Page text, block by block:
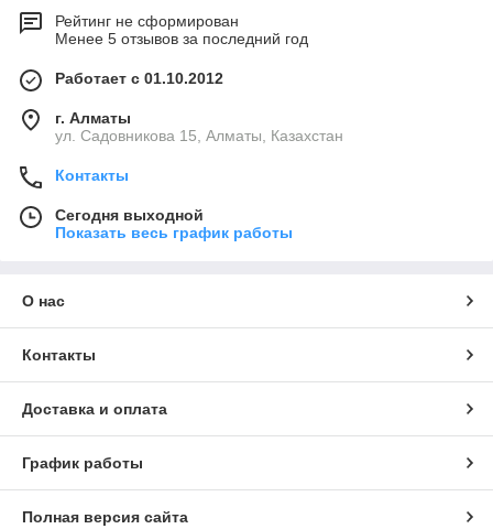
Рейтинг не сформирован
Менее 5 отзывов за последний год
Работает с 01.10.2012
г. Алматы
ул. Садовникова 15, Алматы, Казахстан
Контакты
Сегодня выходной
Показать весь график работы
О нас
Контакты
Доставка и оплата
График работы
Полная версия сайта